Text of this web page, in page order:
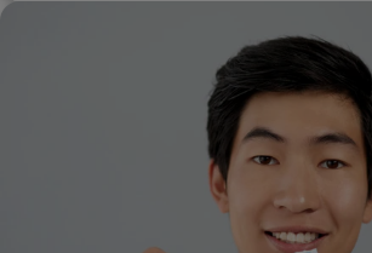
dapat Anda lakukan untuk mengatasinya.